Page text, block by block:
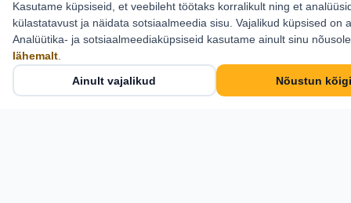
Pikk tn 21, Kose,
Harjumaa 75101
+372 6 555 800
info@estlive.ee
Kasutame küpsiseid, et veebileht töötaks korralikult ning et
külastatavust ja näidata sotsiaalmeedia sisu. Vajalikud küpsised on
Analüütika- ja sotsiaalmeediaküpsiseid kasutame ainult sinu
lähemalt.
Ainult vajalikud Nõustun